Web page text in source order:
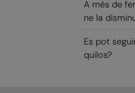
A més de
ne la
Es pot
quilos?